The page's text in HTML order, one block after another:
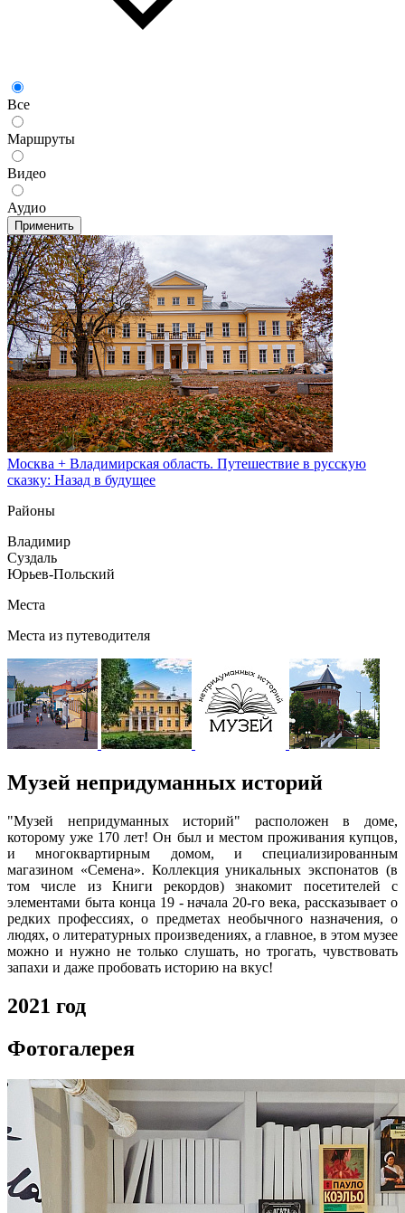
Все
Маршруты
Видео
Аудио
Применить
Москва + Владимирская область. Путешествие в русскую
сказку: Назад в будущее
Районы
Владимир
Суздаль
Юрьев-Польский
Места
Места из путеводителя
Музей непридуманных историй
"Музей непридуманных историй" расположен в доме,
которому уже 170 лет! Он был и местом проживания купцов,
и многоквартирным домом, и специализированным
магазином «Семена». Коллекция уникальных экспонатов (в
том числе из Книги рекордов) знакомит посетителей с
элементами быта конца 19 - начала 20-го века, рассказывает о
редких профессиях, о предметах необычного назначения, о
людях, о литературных произведениях, а главное, в этом музее
можно и нужно не только слушать, но трогать, чувствовать
запахи и даже пробовать историю на вкус!
2021 год
Фотогалерея